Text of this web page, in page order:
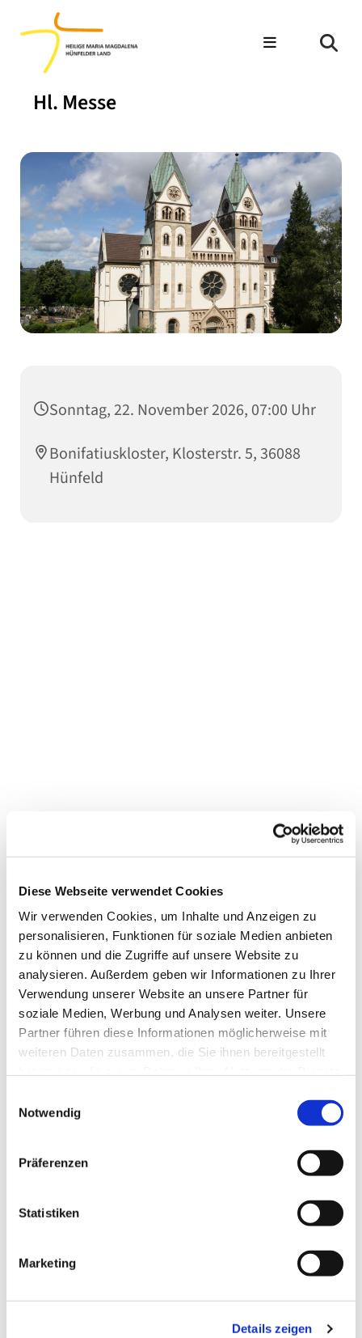
Diese Webseite verwendet Cookies
Wir verwenden Cookies, um Inhalte und Anzeigen zu
personalisieren, Funktionen für soziale Medien anbieten
zu können und die Zugriffe auf unsere Website zu
analysieren. Außerdem geben wir Informationen zu Ihrer
Verwendung unserer Website an unsere Partner für
soziale Medien, Werbung und Analysen weiter. Unsere
Partner führen diese Informationen möglicherweise mit
weiteren Daten zusammen, die Sie ihnen bereitgestellt
Notwendig
Präferenzen
Statistiken
Marketing
Details zeigen
Hl. Messe
Sonntag, 22. November 2026, 07:00 Uhr
Bonifatiuskloster, Klosterstr. 5, 36088
Hünfeld
Dies könnte Sie auch
interessieren